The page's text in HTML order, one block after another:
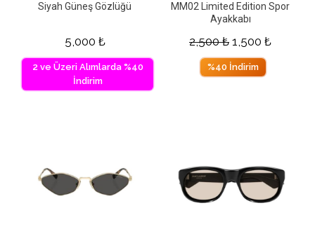
Siyah Güneş Gözlüğü
5,000 ₺
2 ve Üzeri Alımlarda %40
İndirim
MM02 Limited Edition Spor
Ayakkabı
2,500₺ 1,500 ₺
%40 İndirim